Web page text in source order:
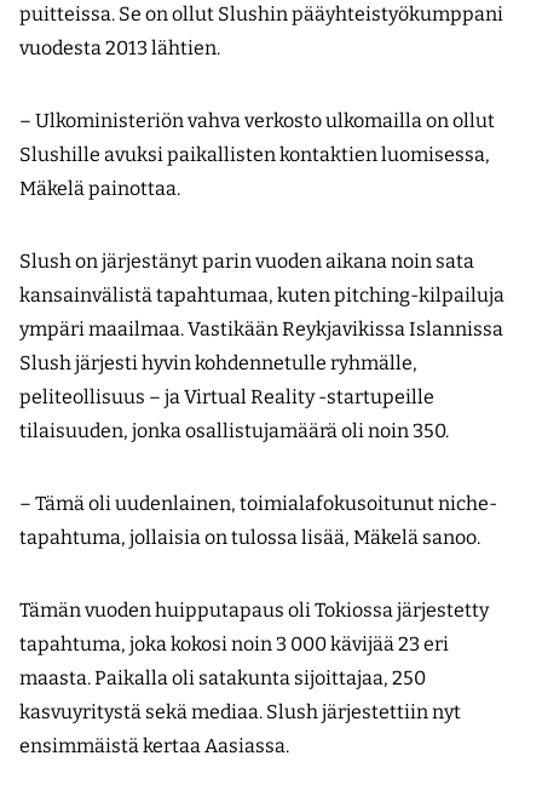
puitteissa. Se on ollut Slushin pääyhteistyökumppani
vuodesta 2013 lähtien.
– Ulkoministeriön vahva verkosto ulkomailla on ollut
Slushille avuksi paikallisten kontaktien luomisessa,
Mäkelä painottaa.
Slush on järjestänyt parin vuoden aikana noin sata
kansainvälistä tapahtumaa, kuten pitching-kilpailuja
ympäri maailmaa. Vastikään Reykjavikissa Islannissa
Slush järjesti hyvin kohdennetulle ryhmälle,
peliteollisuus – ja Virtual Reality -startupeille
tilaisuuden, jonka osallistujamäärä oli noin 350.
– Tämä oli uudenlainen, toimialafokusoitunut niche-
tapahtuma, jollaisia on tulossa lisää, Mäkelä sanoo.
Tämän vuoden huipputapaus oli Tokiossa järjestetty
tapahtuma, joka kokosi noin 3 000 kävijää 23 eri
maasta. Paikalla oli satakunta sijoittajaa, 250
kasvuyritystä sekä mediaa. Slush järjestettiin nyt
ensimmäistä kertaa Aasiassa.